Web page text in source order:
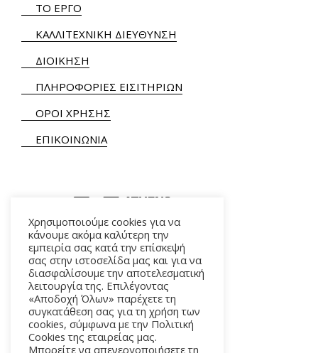
ΤΟ ΕΡΓΟ
ΚΑΛΛΙΤΕΧΝΙΚΗ ΔΙΕΥΘΥΝΣΗ
ΔΙΟΙΚΗΣΗ
ΠΛΗΡΟΦΟΡΙΕΣ ΕΙΣΙΤΗΡΙΩΝ
ΟΡΟΙ ΧΡΗΣΗΣ
ΕΠΙΚΟΙΝΩΝΙΑ
ΑΛΚΜΗΝΗΣ 5 – 118 54 ΑΘΗΝΑ
Χρησιμοποιούμε cookies για να
κάνουμε ακόμα καλύτερη την
εμπειρία σας κατά την επίσκεψή
σας στην ιστοσελίδα μας και για να
διασφαλίσουμε την αποτελεσματική
λειτουργία της. Επιλέγοντας
«Αποδοχή Όλων» παρέχετε τη
συγκατάθεση σας για τη χρήση των
cookies, σύμφωνα με την Πολιτική
Cookies της εταιρείας μας.
Μπορείτε να απενεργοποιήσετε τη